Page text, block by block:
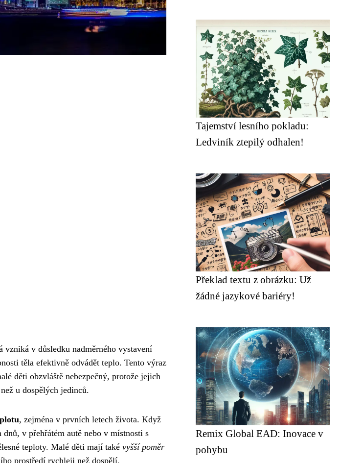
vzniká v důsledku nadměrného vystavení
těla efektivně odvádět teplo. Tento výraz
děti obzvláště nebezpečný, protože jejich
u dospělých jedinců.
, zejména v prvních letech života. Když
v přehřátém autě nebo v místnosti s
teploty. Malé děti mají také vyšší poměr
prostředí rychleji než dospělí.
Tajemství lesního pokladu:
Ledviník ztepilý odhalen!
Překlad textu z obrázku: Už
žádné jazykové bariéry!
Remix Global EAD: Inovace v
pohybu